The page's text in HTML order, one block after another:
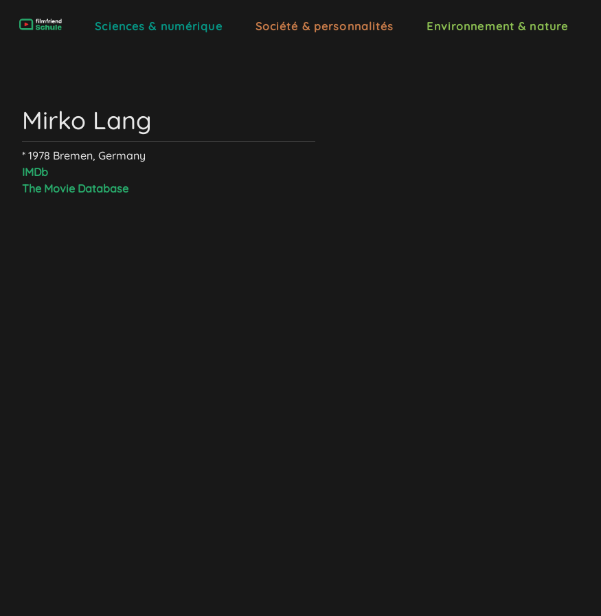
Sciences & numérique Société & personnalités Environnement & nature
Mirko Lang
* 1978 Bremen, Germany
IMDb
The Movie Database